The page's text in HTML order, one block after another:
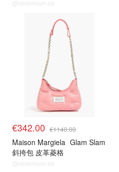
@dealmoon.de
€342.00 €1140.00
Maison Margiela Glam Slam
斜挎包 皮革菱格
@dealmoon.de